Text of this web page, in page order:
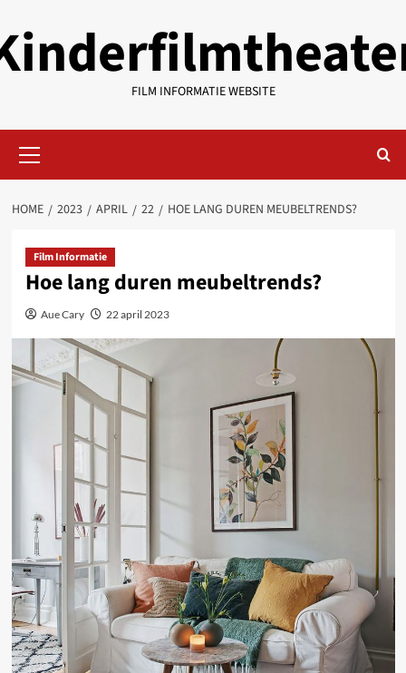
naar
de
FILM INFORMATIE WEBSITE
menu
HOME 2023 APRIL 22 HOE LANG DUREN MEUBELTRENDS?
Film Informatie
Hoe lang duren meubeltrends?
Aue Cary 22 april 2023